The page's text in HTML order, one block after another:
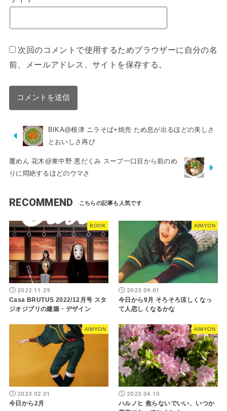
次回のコメントで使用するためブラウザーに自分の名
前、メールアドレス、サイトを保存する。
BIKA@根津 ニラそば+焼売 ため息が出るほどの美しさ
とおいしさ再び
覆めん 花木@東中野 悪だくみ スープ一口目から前のめ
りに悶絶するほどのウマさ
RECOMMEND
BOOK
2022.11.29
Casa BRUTUS 2022/12月号 スタ
ジオジブリの建築・デザイン
AIMYON
2023.09.01
今日から9月 そろそろ涼しくなっ
て人恋しくなるかな
AIMYON
2023.02.01
今日から2月
AIMYON
2023.04.10
ハルノヒ 焦らないでいい、いつか